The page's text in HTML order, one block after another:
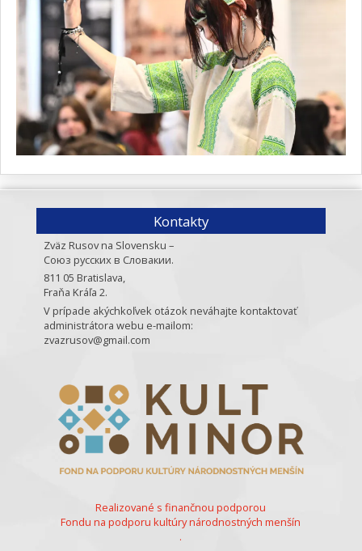
Kontakty
Zväz Rusov na Slovensku –
Союз русских в Словакии.
811 05 Bratislava,
Fraňa Kráľa 2.
V prípade akýchkoľvek otázok neváhajte kontaktovať
administrátora webu e-mailom:
zvazrusov@gmail.com
Realizované s finančnou podporou
Fondu na podporu kultúry národnostných menšín
.